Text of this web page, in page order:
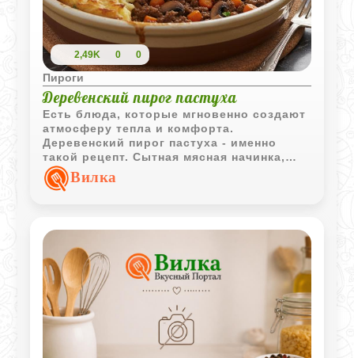
2,49K 0 0
Пироги
Деревенский пирог пастуха
Есть блюда, которые мгновенно создают
атмосферу тепла и комфорта.
Деревенский пирог пастуха - именно
такой рецепт. Сытная мясная начинка,
нежное картофельное пюре и золотистая
корочка сверху превращают его в
Вилка